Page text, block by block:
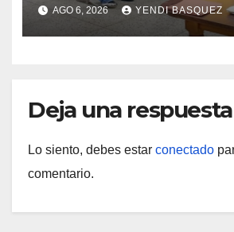
AGO 6, 2026 YENDI BASQUEZ
Deja una respuesta
Lo siento, debes estar conectado
comentario.